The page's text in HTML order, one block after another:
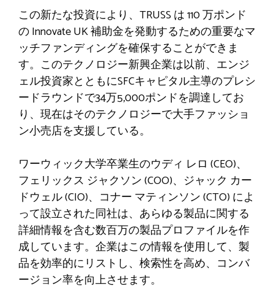
この新たな投資により、TRUSS は 110 万ポンド
の Innovate UK 補助金を発動するための重要なマ
ッチファンディングを確保することができま
す。このテクノロジー新興企業は以前、エンジ
ェル投資家とともにSFCキャピタル主導のプレシ
ードラウンドで34万5,000ポンドを調達してお
り、現在はそのテクノロジーで大手ファッショ
ン小売店を支援している。
ワーウィック大学卒業生のウディ レロ (CEO)、
フェリックス ジャクソン (COO)、ジャック カー
ドウェル (CIO)、コナー マティンソン (CTO) によ
って設立された同社は、あらゆる製品に関する
詳細情報を含む数百万の製品プロファイルを作
成しています。企業はこの情報を使用して、製
品を効率的にリストし、検索性を高め、コンバ
ージョン率を向上させます。